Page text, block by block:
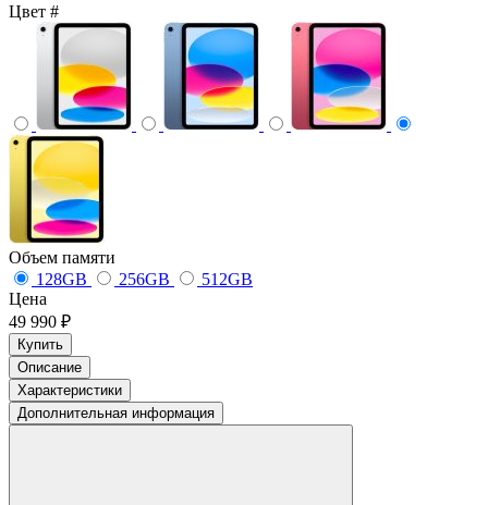
Цвет #
Объем памяти
128GB
256GB
512GB
Цена
49 990 ₽
Купить
Описание
Характеристики
Дополнительная информация